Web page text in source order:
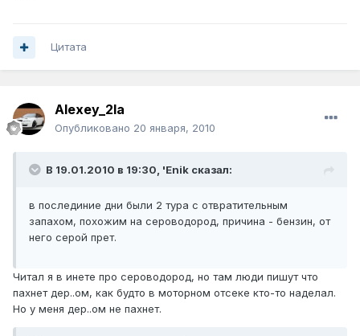
Цитата
Alexey_2la
Опубликовано 20 января, 2010
В 19.01.2010 в 19:30, 'Enik сказал:
в послединие дни были 2 тура с отвратительным
запахом, похожим на сероводород, причина - бензин, от
него серой прет.
Читал я в инете про сероводород, но там люди пишут что
пахнет дер..ом, как будто в моторном отсеке кто-то наделал.
Но у меня дер..ом не пахнет.